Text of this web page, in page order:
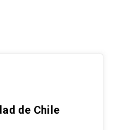
de Chile